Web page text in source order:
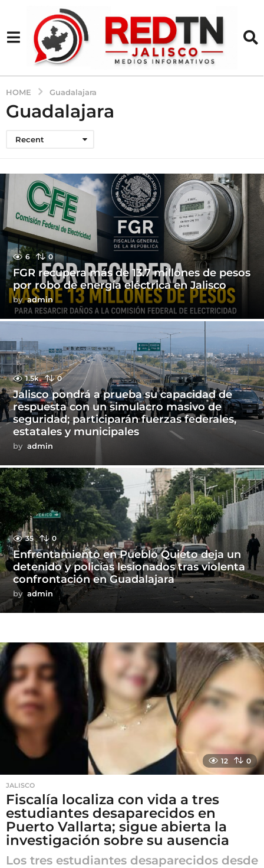
HOME Guadalajara
Guadalajara
Recent
6 0
FGR recupera más de 13.7 millones de pesos
por robo de energía eléctrica en Jalisco
by admin
1.5k 0
Jalisco pondrá a prueba su capacidad de
respuesta con un simulacro masivo de
seguridad; participarán fuerzas federales,
estatales y municipales
by admin
35 0
Enfrentamiento en Pueblo Quieto deja un
detenido y policías lesionados tras violenta
confrontación en Guadalajara
by admin
12 0
JALISCO
Fiscalía localiza con vida a tres
estudiantes desaparecidos en
Puerto Vallarta; sigue abierta la
investigación sobre su ausencia
Los tres estudiantes desaparecidos desde